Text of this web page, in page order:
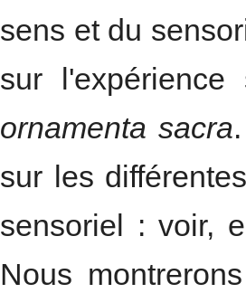
sens et du
sur l'expérience
ornamenta sacra
sur les
sensoriel : voir,
Nous